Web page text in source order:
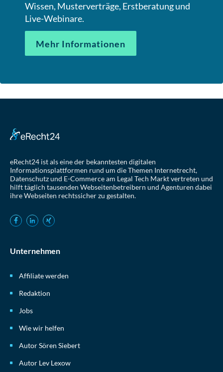
Wissen, Musterverträge, Erstberatung und
Live-Webinare.
Mehr Informationen
eRecht24 ist als eine der bekanntesten digitalen
Informationsplattformen rund um die Themen Internetrecht,
Datenschutz und E-Commerce am Legal Tech Markt vertreten und
hilft täglich tausenden Webseitenbetreibern und Agenturen dabei
ihre Webseiten rechtssicher zu gestalten.
Unternehmen
Affiliate werden
Redaktion
Jobs
Wie wir helfen
Autor Sören Siebert
Autor Lev Lexow